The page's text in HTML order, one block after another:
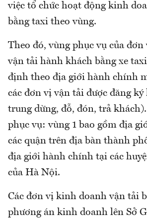
việc tổ chức hoạt động kinh
bằng taxi theo vùng.
Theo đó, vùng phục vụ của
vận tải hành khách bằng xe
định theo địa giới hành chính
các đơn vị vận tải được đăng
trung dừng, đỗ, đón, trả
phục vụ: vùng 1 bao gồm địa
các quận trên địa bàn thành
địa giới hành chính tại các
của Hà Nội.
Các đơn vị kinh doanh vận tải
phương án kinh doanh lên Sở